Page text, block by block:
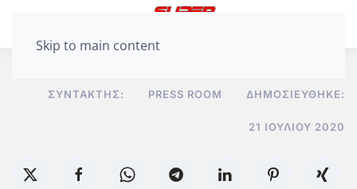
Skip to main content
ΣΥΝΤΆΚΤΗΣ: PRESS ROOM ΔΗΜΟΣΙΕΎΘΗΚΕ:
21 ΙΟΥΛΊΟΥ 2020